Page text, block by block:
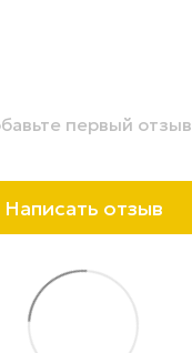
первый отзыв
Написать отзыв